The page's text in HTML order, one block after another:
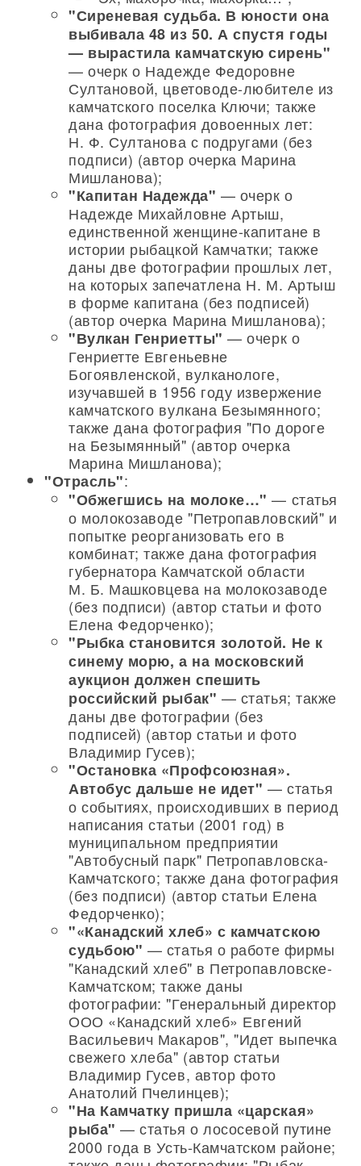
"Сиреневая судьба. В юности она
выбивала 48 из 50. А спустя годы
— вырастила камчатскую сирень"
— очерк о Надежде Федоровне
Султановой, цветоводе-любителе из
камчатского поселка Ключи; также
дана фотография довоенных лет:
Н. Ф. Султанова с подругами (без
подписи) (автор очерка Марина
Мишланова);
"Капитан Надежда" — очерк о
Надежде Михайловне Артыш,
единственной женщине-капитане в
истории рыбацкой Камчатки; также
даны две фотографии прошлых лет,
на которых запечатлена Н. М. Артыш
в форме капитана (без подписей)
(автор очерка Марина Мишланова);
"Вулкан Генриетты" — очерк о
Генриетте Евгеньевне
Богоявленской, вулканологе,
изучавшей в 1956 году извержение
камчатского вулкана Безымянного;
также дана фотография "По дороге
на Безымянный" (автор очерка
Марина Мишланова);
"Отрасль":
"Обжегшись на молоке…" — статья
о молокозаводе "Петропавловский" и
попытке реорганизовать его в
комбинат; также дана фотография
губернатора Камчатской области
М. Б. Машковцева на молокозаводе
(без подписи) (автор статьи и фото
Елена Федорченко);
"Рыбка становится золотой. Не к
синему морю, а на московский
аукцион должен спешить
российский рыбак" — статья; также
даны две фотографии (без
подписей) (автор статьи и фото
Владимир Гусев);
"Остановка «Профсоюзная».
Автобус дальше не идет" — статья
о событиях, происходивших в период
написания статьи (2001 год) в
муниципальном предприятии
"Автобусный парк" Петропавловска-
Камчатского; также дана фотография
(без подписи) (автор статьи Елена
Федорченко);
"«Канадский хлеб» с камчатскою
судьбою" — статья о работе фирмы
"Канадский хлеб" в Петропавловске-
Камчатском; также даны
фотографии: "Генеральный директор
ООО «Канадский хлеб» Евгений
Васильевич Макаров", "Идет выпечка
свежего хлеба" (автор статьи
Владимир Гусев, автор фото
Анатолий Пчелинцев);
"На Камчатку пришла «царская»
рыба" — статья о лососевой путине
2000 года в Усть-Камчатском районе;